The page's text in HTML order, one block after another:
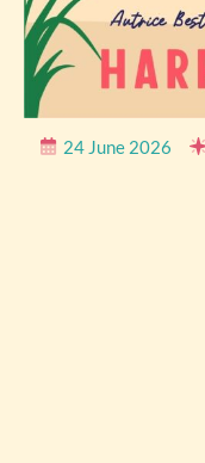
24 June 2026